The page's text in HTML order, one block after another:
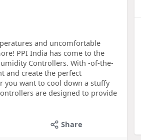
and uncomfortable
PPI India has come to the
Controllers. With -of-the-
and create the perfect
want to cool down a stuffy
are designed to provide
Share